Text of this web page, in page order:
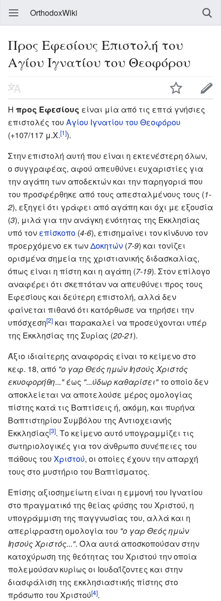
OrthodoxWiki
Προς Εφεσίους Επιστολή του
Αγίου Ιγνατίου του Θεοφόρου
Η προς Εφεσίους είναι μία από τις επτά γνήσιες
επιστολές του Αγίου Ιγνατίου του Θεοφόρου
(+107/117 μ.Χ.[1]).
Στην επιστολή αυτή που είναι η εκτενέστερη όλων,
ο συγγραφέας, αφού απευθύνει ευχαριστίες για
την αγάπη των αποδεκτών και την παρηγοριά που
του προσφέρθηκε από τους απεσταλμένους τους (1-
2), εξηγεί ότι γράφει από αγάπη και όχι με εξουσία
(3), μιλά για την ανάγκη ενότητας της Εκκλησίας
υπό τον επίσκοπο (4-6), επισημαίνει τον κίνδυνο τον
προερχόμενο εκ τωνΔοκητών (7-9) και τονίζει
ορισμένα σημεία της χριστιανικής διδασκαλίας,
όπως είναι η πίστη και η αγάπη (7-19). Στον επίλογο
αναφέρει ότι σκεπτόταν να απευθύνει προς τους
Εφεσίους και δεύτερη επιστολή, αλλά δεν
φαίνεται πιθανό ότι κατόρθωσε να τηρήσει την
υπόσχεση[2] και παρακαλεί να προσεύχονται υπέρ
της Εκκλησίας της Συρίας (20-21).
Άξιο ιδιαίτερης αναφοράς είναι το κείμενο στο
κεφ. 18, από "ο γαρ Θεός ημών Ιησούς Χριστός
εκυοφορήθη..."έως "...ύδωρ καθαρίσει"το οποίο δεν
αποκλείεται να αποτελούσε μέρος ομολογίας
πίστης κατά τις Βαπτίσεις ή, ακόμη, και πυρήνα
Βαπτιστηρίου Συμβόλου της Αντιοχειανής
Εκκλησίας[3]. Το κείμενο αυτό υπογραμμίζει τις
σωτηριολογικές για τον άνθρωπο συνέπειες του
πάθους του Χριστού, οι οποίες έχουν την απαρχή
τους στο μυστήριο του Βαπτίσματος.
Επίσης αξιοσημείωτη είναι η εμμονή του Ιγνατίου
στο πραγματικό της θείας φύσης του Χριστού, η
υπογράμμιση της παγγνωσίας του, αλλά και η
απερίφραστη ομολογία του "ο γαρ Θεός ημών
Ιησούς Χριστός...". Όλα αυτά αποσκοπούσαν στην
κατοχύρωση της θεότητας του Χριστού την οποία
πολεμούσαν κυρίως οι Ιουδαΐζοντες και στην
διασφάλιση της εκκλησιαστικής πίστης στο
πρόσωπο του Χριστού[4].